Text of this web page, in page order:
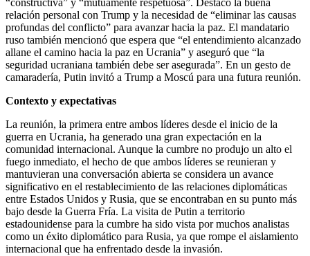
“constructiva” y “mutuamente respetuosa”. Destacó la buena
relación personal con Trump y la necesidad de “eliminar las causas
profundas del conflicto” para avanzar hacia la paz. El mandatario
ruso también mencionó que espera que “el entendimiento alcanzado
allane el camino hacia la paz en Ucrania” y aseguró que “la
seguridad ucraniana también debe ser asegurada”. En un gesto de
camaradería, Putin invitó a Trump a Moscú para una futura reunión.
Contexto y expectativas
​La reunión, la primera entre ambos líderes desde el inicio de la
guerra en Ucrania, ha generado una gran expectación en la
comunidad internacional. Aunque la cumbre no produjo un alto el
fuego inmediato, el hecho de que ambos líderes se reunieran y
mantuvieran una conversación abierta se considera un avance
significativo en el restablecimiento de las relaciones diplomáticas
entre Estados Unidos y Rusia, que se encontraban en su punto más
bajo desde la Guerra Fría. La visita de Putin a territorio
estadounidense para la cumbre ha sido vista por muchos analistas
como un éxito diplomático para Rusia, ya que rompe el aislamiento
internacional que ha enfrentado desde la invasión.